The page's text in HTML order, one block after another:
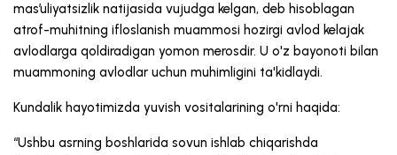
mas’uliyatsizlik natijasida vujudga kelgan, deb hisoblagan
atrof-muhitning ifloslanish muammosi hozirgi avlod kelajak
avlodlarga qoldiradigan yomon merosdir. U o'z bayonoti bilan
muammoning avlodlar uchun muhimligini ta'kidlaydi.
Kundalik hayotimizda yuvish vositalarining o'rni haqida:
“Ushbu asrning boshlarida sovun ishlab chiqarishda